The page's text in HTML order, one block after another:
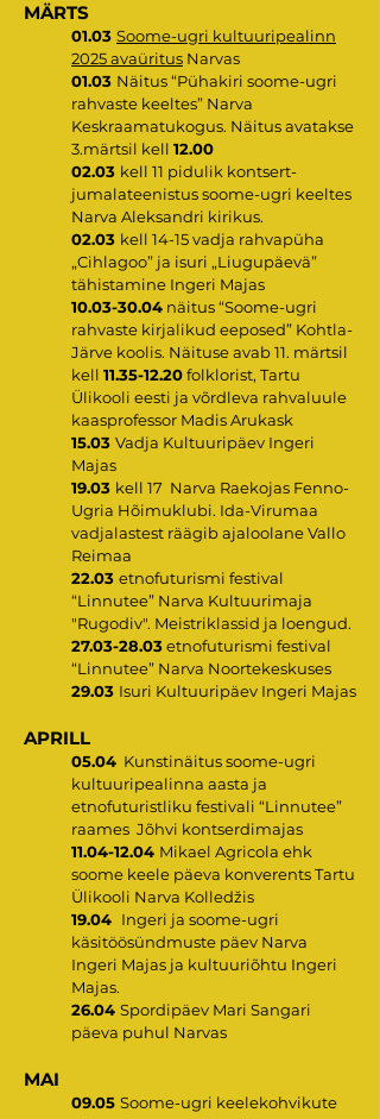
MÄRTS
01.03 Soome-ugri kultuuripealinn
2025 avaüritus Narvas
01.03 Näitus “Pühakiri soome-ugri
rahvaste keeltes” Narva
Keskraamatukogus. Näitus avatakse
3.märtsil kell 12.00
02.03 kell 11 pidulik kontsert-
jumalateenistus soome-ugri keeltes
Narva Aleksandri kirikus.
02.03 kell 14-15 vadja rahvapüha
„Cihlagoo” ja isuri „Liugupäevä”
tähistamine Ingeri Majas
10.03-30.04 näitus “Soome-ugri
rahvaste kirjalikud eeposed” Kohtla-
Järve koolis. Näituse avab 11. märtsil
kell 11.35-12.20folklorist, Tartu
Ülikooli eesti ja võrdleva rahvaluule
kaasprofessor Madis Arukask
15.03 Vadja Kultuuripäev Ingeri
Majas
19.03 kell 17 Narva Raekojas Fenno-
Ugria Hõimuklubi. Ida-Virumaa
vadjalastest räägib ajaloolane Vallo
Reimaa
22.03 etnofuturismi festival
“Linnutee” Narva Kultuurimaja
"Rugodiv". Meistriklassid ja loengud.
27.03-28.03etnofuturismi festival
“Linnutee” Narva Noortekeskuses
29.03 Isuri Kultuuripäev Ingeri Majas
APRILL
05.04 Kunstinäitus soome-ugri
kultuuripealinna aasta ja
etnofuturistliku festivali “Linnutee”
raames Jõhvi kontserdimajas
11.04-12.04 Mikael Agricola ehk
soome keele päeva konverents Tartu
Ülikooli Narva Kolledžis
19.04 Ingeri ja soome-ugri
käsitöösündmuste päev Narva
Ingeri Majas ja kultuuriõhtu Ingeri
Majas.
26.04 Spordipäev Mari Sangari
päeva puhul Narvas
MAI
09.05 Soome-ugri keelekohvikute